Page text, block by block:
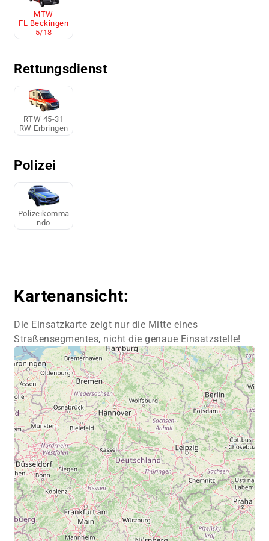
MTW
FL Beckingen
5/18
Rettungsdienst
RTW 45-31
RW Erbringen
Polizei
Polizeikomma
ndo
Kartenansicht:
Die Einsatzkarte zeigt nur die Mitte eines
Straßensegmentes, nicht die genaue Einsatzstelle!